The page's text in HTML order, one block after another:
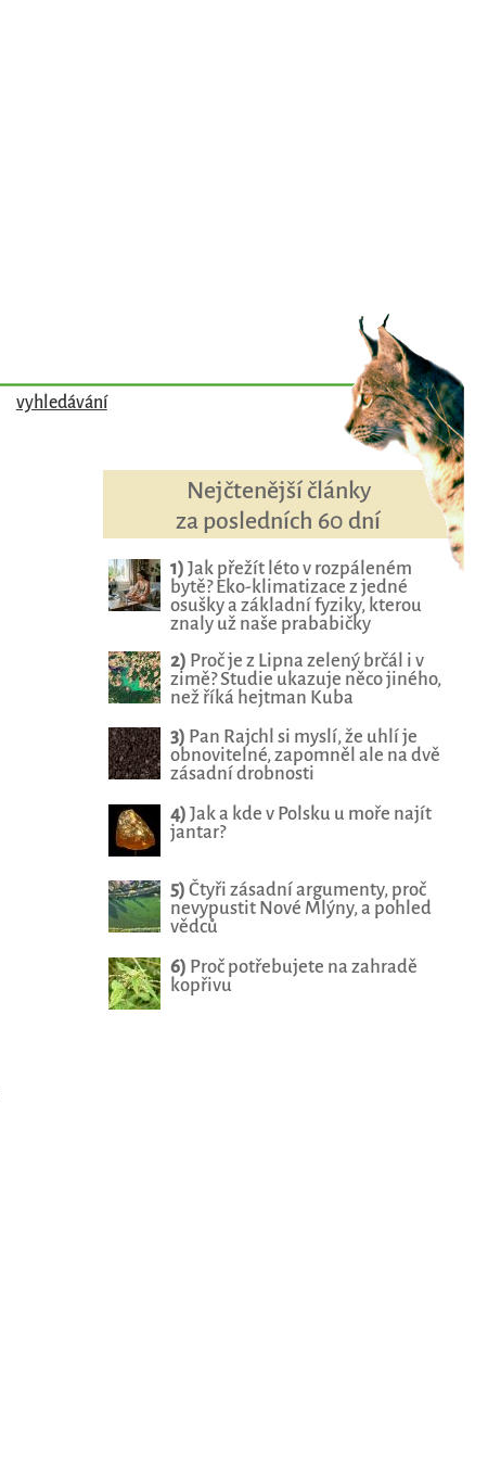
vyhledávání
Nejčtenější články
za posledních 60 dní
1) Jak přežít léto v rozpáleném
bytě? Eko-klimatizace z jedné
osušky a základní fyziky, kterou
znaly už naše prababičky
2) Proč je z Lipna zelený brčál i v
zimě? Studie ukazuje něco jiného,
než říká hejtman Kuba
3) Pan Rajchl si myslí, že uhlí je
obnovitelné, zapomněl ale na dvě
zásadní drobnosti
4) Jak a kde v Polsku u moře najít
jantar?
5) Čtyři zásadní argumenty, proč
nevypustit Nové Mlýny, a pohled
vědců
6) Proč potřebujete na zahradě
kopřivu